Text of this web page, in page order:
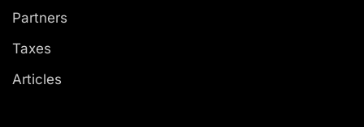
Partners
Taxes
Articles